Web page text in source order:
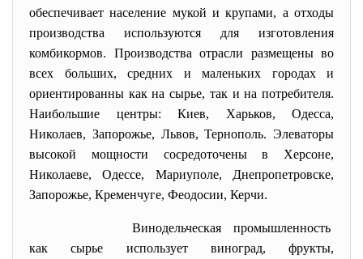
обеспечивает население мукой и крупами, а отходы
производства используются для изготовления
комбикормов. Производства отрасли размещены во
всех больших, средних и маленьких городах и
ориентированны как на сырье, так и на потребителя.
Наибольшие центры: Киев, Харьков, Одесса,
Николаев, Запорожье, Львов, Тернополь. Элеваторы
высокой мощности сосредоточены в Херсоне,
Николаеве, Одессе, Мариуполе, Днепропетровске,
Запорожье, Кременчуге, Феодосии, Керчи.
Винодельческая промышленность
как сырье использует виноград, фрукты,